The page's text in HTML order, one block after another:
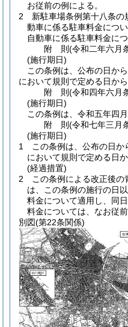
お従前の例による。
2
新駐車場条例第十八条の
動車に係る駐車料金につ
自動車に係る駐車料金に
附 則(令和二年六月
(施行期日)
この条例は、公布の日か
において規則で定める日から
附 則(令和四年六月
(施行期日)
この条例は、令和五年四
附 則(令和七年三月
(施行期日)
1
この条例は、公布の日
において規則で定める日か
(経過措置)
2
この条例による改正後
は、この条例の施行の日
料金について適用し、同
料金については、なお従前
別図(第22条関係)